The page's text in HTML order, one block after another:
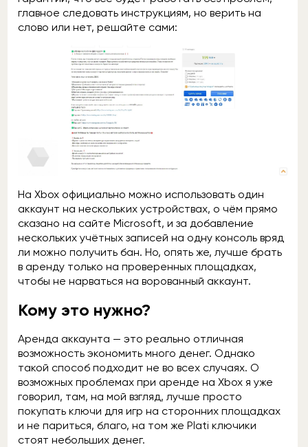
главное следовать инструкциям, но верить на
слово или нет, решайте сами:
На Xbox официально можно использовать один
аккаунт на нескольких устройствах, о чём прямо
сказано на сайте Microsoft, и за добавление
нескольких учётных записей на одну консоль вряд
ли можно получить бан. Но, опять же, лучше брать
в аренду только на проверенных площадках,
чтобы не нарваться на ворованный аккаунт.
Кому это нужно?
Аренда аккаунта — это реально отличная
возможность экономить много денег. Однако
такой способ подходит не во всех случаях. О
возможных проблемах при аренде на Xbox я уже
говорил, там, на мой взгляд, лучше просто
покупать ключи для игр на сторонних площадках
и не париться, благо, на том же Plati ключики
стоят небольших денег.